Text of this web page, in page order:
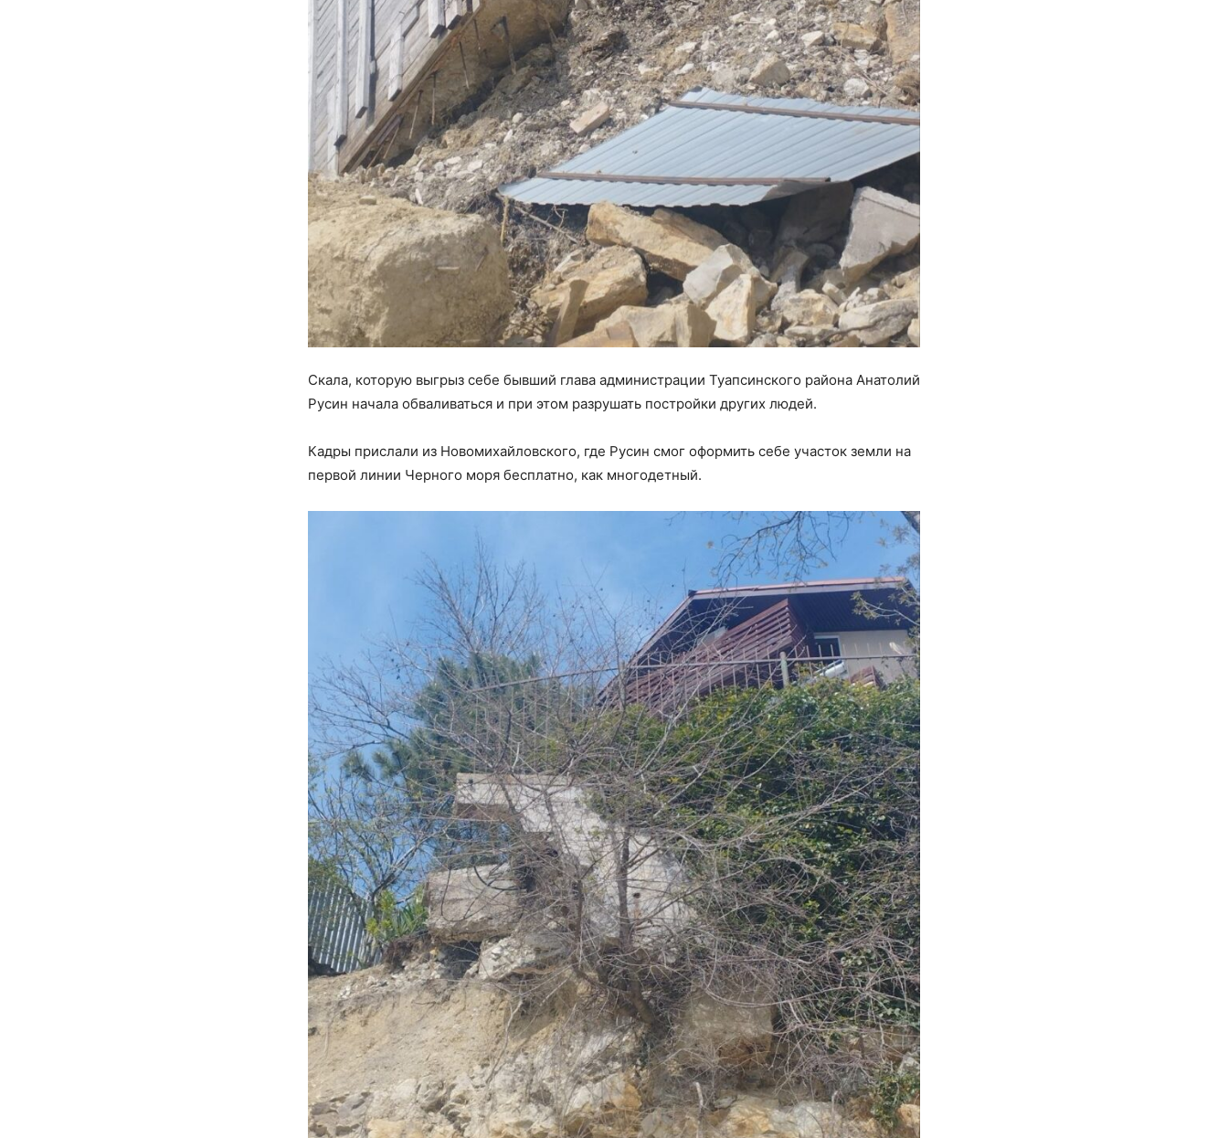
Скала, которую выгрыз себе бывший глава администрации Туапсинского района Анатолий
Русин начала обваливаться и при этом разрушать постройки других людей.
Кадры прислали из Новомихайловского, где Русин смог оформить себе участок земли на
первой линии Черного моря бесплатно, как многодетный.